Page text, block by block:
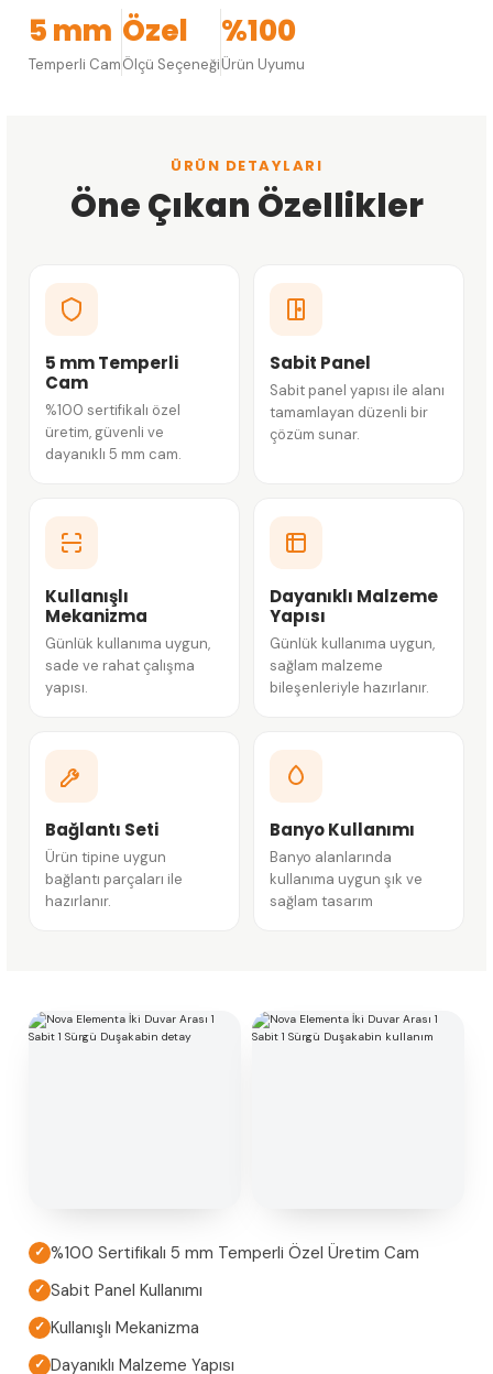
5 mm
Temperli Cam
Özel
Ölçü Seçeneği
%100
Ürün Uyumu
ÜRÜN DETAYLARI
Öne Çıkan Özellikler
5 mm Temperli
Cam
%100 sertifikalı özel
üretim, güvenli ve
dayanıklı 5 mm cam.
Sabit Panel
Sabit panel yapısı ile alanı
tamamlayan düzenli bir
çözüm sunar.
Kullanışlı
Mekanizma
Günlük kullanıma uygun,
sade ve rahat çalışma
yapısı.
Dayanıklı Malzeme
Yapısı
Günlük kullanıma uygun,
sağlam malzeme
bileşenleriyle hazırlanır.
Bağlantı Seti
Ürün tipine uygun
bağlantı parçaları ile
hazırlanır.
Banyo Kullanımı
Banyo alanlarında
kullanıma uygun şık ve
sağlam tasarım
✓ %100 Sertifikalı 5 mm Temperli Özel Üretim Cam
✓ Sabit Panel Kullanımı
✓ Kullanışlı Mekanizma
✓ Dayanıklı Malzeme Yapısı